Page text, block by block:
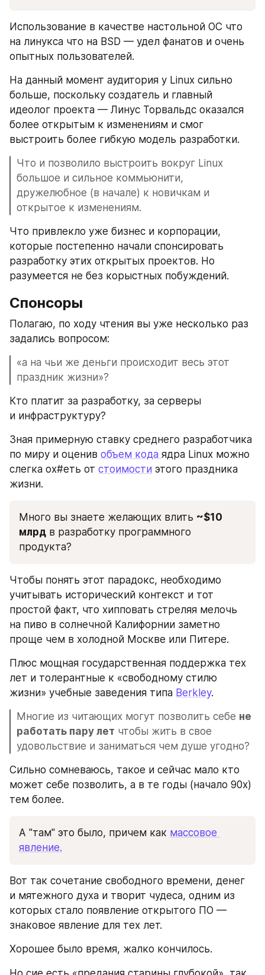
Использование в качестве настольной ОС что
на линукса что на BSD — удел фанатов и очень
опытных пользователей.
На данный момент аудитория у Linux сильно
больше, поскольку создатель и главный
идеолог проекта — Линус Торвальдс оказался
более открытым к изменениям и смог
выстроить более гибкую модель разработки.
Что и позволило выстроить вокруг Linux
большое и сильное коммьюнити,
дружелюбное (в начале) к новичкам и
открытое к изменениям.
Что привлекло уже бизнес и корпорации,
которые постепенно начали спонсировать
разработку этих открытых проектов. Но
разумеется не без корыстных побуждений.
Спонсоры
Полагаю, по ходу чтения вы уже несколько раз
задались вопросом:
«а на чьи же деньги происходит весь этот
праздник жизни»?
Кто платит за разработку, за серверы
и инфраструктуру?
Зная примерную ставку среднего разработчика
по миру и оценив объем кода ядра Linux можно
слегка ох#еть от стоимости этого праздника
жизни.
Много вы знаете желающих влить ~$10
млрд в разработку программного
продукта?
Чтобы понять этот парадокс, необходимо
учитывать исторический контекст и тот
простой факт, что хипповать стреляя мелочь
на пиво в солнечной Калифорнии заметно
проще чем в холодной Москве или Питере.
Плюс мощная государственная поддержка тех
лет и толерантные к «свободному стилю
жизни» учебные заведения типа Berkley.
Многие из читающих могут позволить себе не
работать пару лет чтобы жить в свое
удовольствие и заниматься чем душе угодно?
Сильно сомневаюсь, такое и сейчас мало кто
может себе позволить, а в те годы (начало 90х)
тем более.
А "там" это было, причем как массовое
явление.
Вот так сочетание свободного времени, денег
и мятежного духа и творит чудеса, одним из
которых стало появление открытого ПО —
знаковое явление для тех лет.
Хорошее было время, жалко кончилось.